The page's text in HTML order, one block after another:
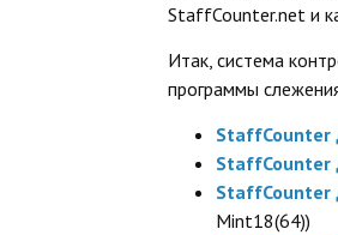
StaffCounter.net и
Итак, система
программы
StaffCounter
StaffCounter
StaffCounter
Mint18(64))